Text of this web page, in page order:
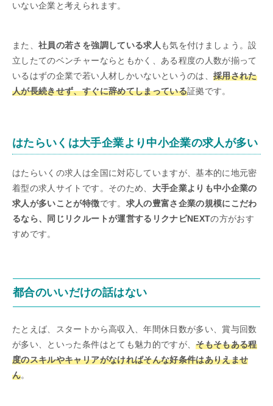
いない企業と考えられます。
また、社員の若さを強調している求人 も気を付けましょう。設
立したてのベンチャーならともかく、ある程度の人数が揃って
いるはずの企業で若い人材しかいないというのは、採用された
人が長続きせず、すぐに辞めてしまっている証拠です。
はたらいくは大手企業より中小企業の求人が多い
はたらいくの求人は全国に対応していますが、基本的に地元密
着型の求人サイトです。そのため、 大手企業よりも中小企業の
求人が多いことが特徴です。 求人の豊富さ企業の規模にこだわ
るなら、同じリクルートが運営するリクナビNEXTの方がおす
すめです。
都合のいいだけの話はない
たとえば、スタートから高収入、年間休日数が多い、賞与回数
が多い、といった条件はとても魅力的ですが、そもそもある程
度のスキルやキャリアがなければそんな好条件はありえませ
ん。